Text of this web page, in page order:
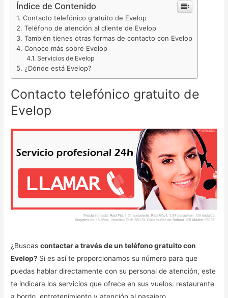
Índice de Contenido
Contacto telefónico gratuito de Evelop
Teléfono de atención al cliente de Evelop
También tienes otras formas de contacto con Evelop
Conoce más sobre Evelop
Servicios de Evelop
¿Dónde está Evelop?
Contacto telefónico gratuito de
Evelop
¿Buscascontactar a través de un teléfono gratuito con
Evelop? Si es así te proporcionamos su número para que
puedas hablar directamente con su personal de atención, este
te indicara los servicios que ofrece en sus vuelos: restaurante